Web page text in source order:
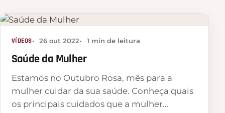
VÍDEOS 26 out 2022 1 min de leitura
Saúde da Mulher
Estamos no Outubro Rosa, mês para a
mulher cuidar da sua saúde. Conheça quais
os principais cuidados que a mulher…